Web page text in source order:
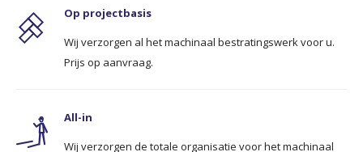
Op projectbasis
Wij verzorgen al het machinaal bestratingswerk voor u.
Prijs op aanvraag.
All-in
Wij verzorgen de totale organisatie voor het machinaal